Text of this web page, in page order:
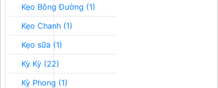
Kẹo Bông Đường (1)
Kẹo Chanh (1)
Kẹo sữa (1)
Kỳ Kỳ (22)
Kỳ Phong (1)